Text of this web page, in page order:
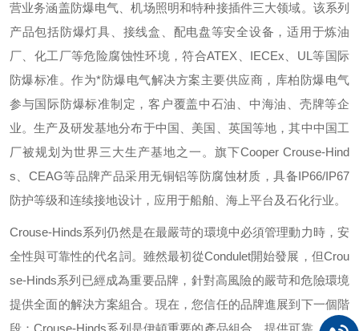
营业务涵盖防爆电气、机场照明和特种接插件三大领域。该系列
产品包括防爆灯具、接线盒、配电盘等安全设备，适用于炼油
厂、化工厂等危险腐蚀性环境，符合ATEX IECEx UL 等国际
防爆标准。作为*防爆电气解决方案主要供应商，库柏防爆电气
参与国际防爆标准制定，客户覆盖中石油、中海油、壳牌等企
业。生产及研发基地分布于中国、美国、英国等地，其中中国工
厂被规划为世界三大生产基地之一。旗下Cooper Crouse-Hind
s
CEAG等品牌产品采用无铜铝等防腐蚀材质，具备IP66/IP67
防护等级和连续接地设计，应用于船舶、海上平台及石化行业。
Crouse-Hinds系列仍然是在最嚴苛的環境中必須管理動力時，安
全性與可靠性的代名詞。雖然最初從Condulet開始發展，但Crou
se-Hinds系列已經成為重要品牌，針對高風險的嚴苛和危險環境
提供全面的解決方案組合。現在，您信任的品牌進展到下一個階
段：Crouse-Hinds系列是伊頓重要的產品組合，提供可靠、有效